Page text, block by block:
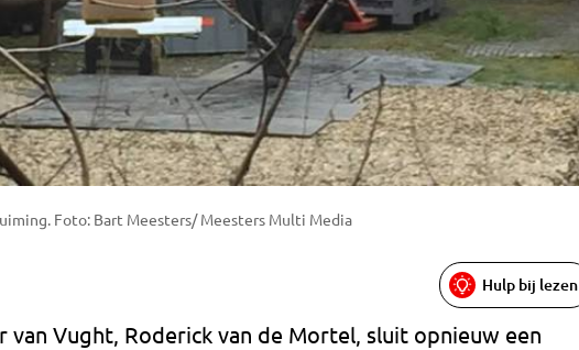
Foto: Bart Meesters/ Meesters Multi Media
Hulp bij lezen
van Vught, Roderick van de Mortel, sluit opnieuw een